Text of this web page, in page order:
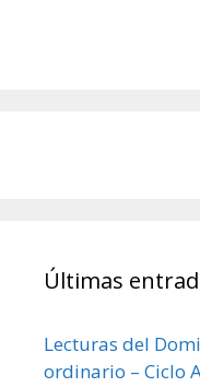
Últimas
Lecturas del
ordinario – Ciclo